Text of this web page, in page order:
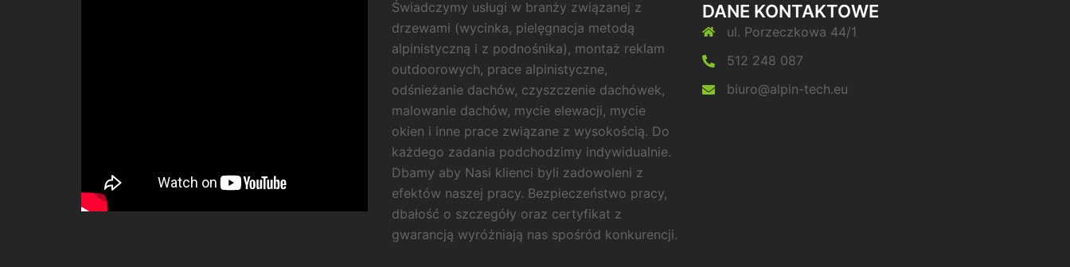
Świadczymy usługi w branży związanej z
drzewami (wycinka, pielęgnacja metodą
alpinistyczną i z podnośnika), montaż reklam
outdoorowych, prace alpinistyczne,
odśnieżanie dachów, czyszczenie dachówek,
malowanie dachów, mycie elewacji, mycie
okien i inne prace związane z wysokością. Do
każdego zadania podchodzimy indywidualnie.
Dbamy aby Nasi klienci byli zadowoleni z
efektów naszej pracy. Bezpieczeństwo pracy,
dbałość o szczegóły oraz certyfikat z
gwarancją wyróżniają nas spośród konkurencji.
DANE KONTAKTOWE
ul. Porzeczkowa 44/1
512 248 087
biuro@alpin-tech.eu